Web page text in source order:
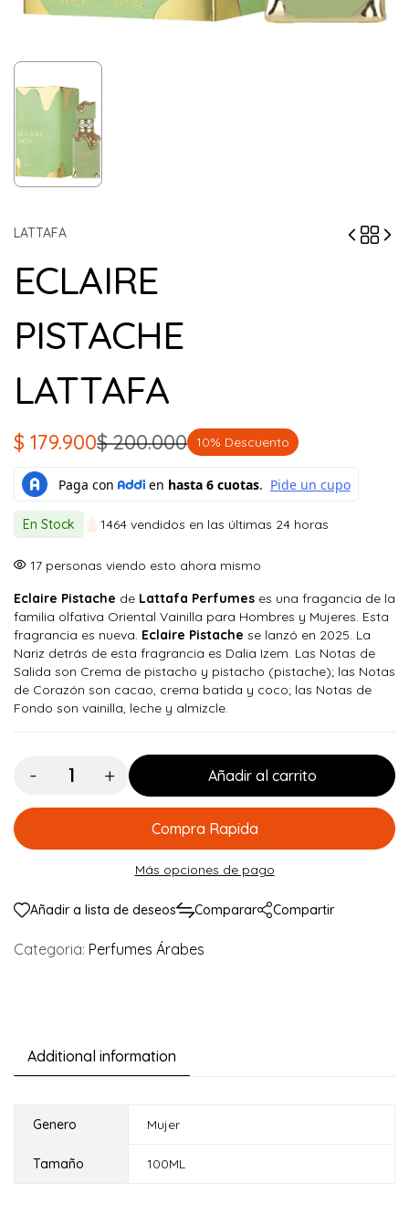
LATTAFA
ECLAIRE
PISTACHE
LATTAFA
$200.000
El
precio
original
era:
$ 200.000.
$ 179.900
El
precio
actual
es:
$ 179.900.
10% Descuento
En Stock 1464 vendidos en las últimas 24 horas
17 personas viendo esto ahora mismo
Eclaire Pistache de Lattafa Perfumes es una fragancia de la
familia olfativa Oriental Vainilla para Hombres y Mujeres. Esta
fragrancia es nueva. Eclaire Pistache se lanzó en 2025. La
Nariz detrás de esta fragrancia es Dalia Izem. Las Notas de
Salida son Crema de pistacho y pistacho (pistache); las Notas
de Corazón son cacao, crema batida y coco; las Notas de
Fondo son vainilla, leche y almizcle.
Cantidad:
Añadir al carrito
Compra Rapida
Más opciones de pago
Añadir a lista de deseos Comparar Compartir
Categoria: Perfumes Árabes
Additional information
Genero Mujer
Tamaño 100ML